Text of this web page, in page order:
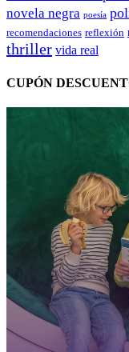
novela negra poesía
recomendaciones reflexión
thriller vida real
CUPÓN